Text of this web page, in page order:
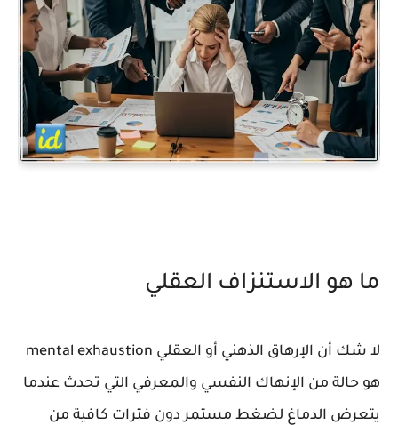
ما هو الاستنزاف العقلي
لا شك أن الإرهاق الذهني أو العقلي mental exhaustion
هو حالة من الإنهاك النفسي والمعرفي التي تحدث عندما
يتعرض الدماغ لضغط مستمر دون فترات كافية من